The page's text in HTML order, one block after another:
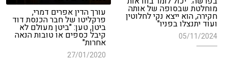
מוחלטת שבסופה של אותה
חקירה, הוא ייצא נקי לחלוטין
ועוד יתנצלו בפניו"
05/11/2024
עורך הדין אפרים דמרי,
פרקליטו של חבר הכנסת דוד
ביטן, טען: "ביטן מעולם לא
קיבל כספים או טובות הנאה
אחרות"
27/01/2020